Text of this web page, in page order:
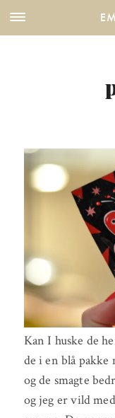
Kan I huske de
de i en blå
og de smagte
og jeg er vild